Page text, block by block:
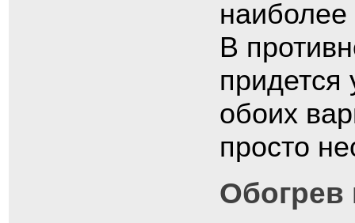
В
обоих
просто
Обогрев